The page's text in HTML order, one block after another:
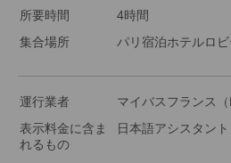
所要時間
4時間
集合場所
パリ宿泊ホテルロビ
運行業者
マイバスフランス
表示料金に含ま
れるもの
日本語アシスタント